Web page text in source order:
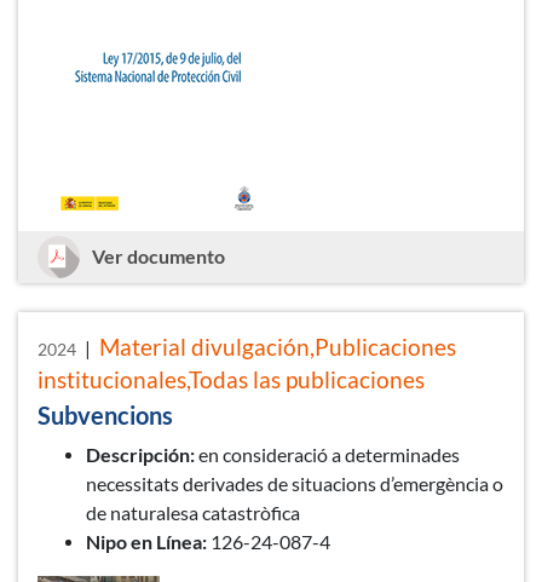
Ver documentoLey 17/2015 Sistema Nacional de
2024 |
Material divulgación,Publicaciones
institucionales,Todas las publicaciones
Subvencions
Descripción:en consideració a determinades
necessitats derivades de situacions d’emergència o
de naturalesa catastròfica
Nipo en Línea: 126-24-087-4